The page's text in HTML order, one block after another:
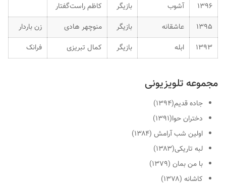
۱۳۹۶
آشوب بازیگر
کاظم راست‌گفتار
۱۳۹۵
عاشقانه بازیگر منوچهر هادی
زن باردار
۱۳۹۳
ابله بازیگر کمال تبریزی فرانک
مجموعه تلویزیونی
جاده قدیم(۱۳۹۴)
دختران حوا(۱۳۹۱)
اولین شب آرامش (۱۳۸۴)
لبه تاریکی(۱۳۸۳)
با من بمان (۱۳۷۹)
کاشانه (۱۳۷۸)